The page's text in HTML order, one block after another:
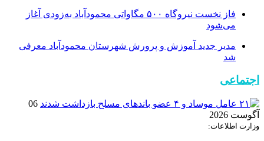
فاز نخست نیروگاه ۵۰۰ مگاواتی محمودآباد به‌زودی آغاز
می‌شود
مدیر جدید آموزش و پرورش شهرستان محمودآباد معرفی
شد
اجتماعی
06
آگوست 2026
وزارت اطلاعات: